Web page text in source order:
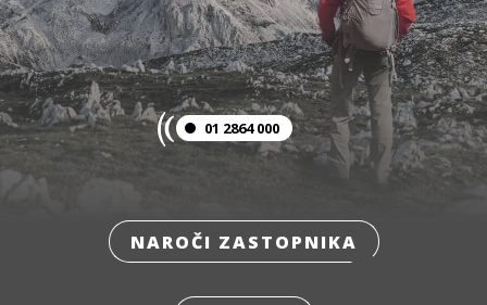
01 2864 000
NAROČI ZASTOPNIKA